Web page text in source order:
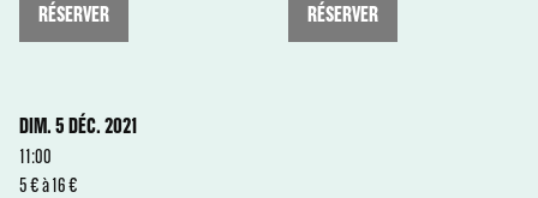
RÉSERVER RÉSERVER
DIM. 5 DÉC. 2021
11:00
5 € à 16 €